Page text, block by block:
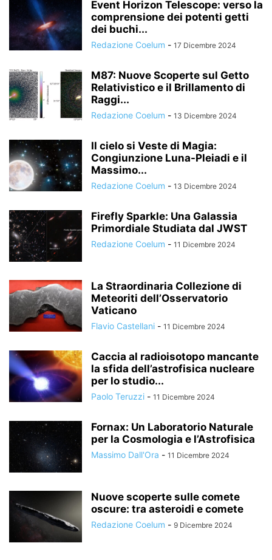
Event Horizon Telescope: verso la
comprensione dei potenti getti
dei buchi...
Redazione Coelum - 17 Dicembre 2024
M87: Nuove Scoperte sul Getto
Relativistico e il Brillamento di
Raggi...
Redazione Coelum - 13 Dicembre 2024
Il cielo si Veste di Magia:
Congiunzione Luna-Pleiadi e il
Massimo...
Redazione Coelum - 13 Dicembre 2024
Firefly Sparkle: Una Galassia
Primordiale Studiata dal JWST
Redazione Coelum - 11 Dicembre 2024
La Straordinaria Collezione di
Meteoriti dell’Osservatorio
Vaticano
Flavio Castellani - 11 Dicembre 2024
Caccia al radioisotopo mancante
la sfida dell’astrofisica nucleare
per lo studio...
Paolo Teruzzi - 11 Dicembre 2024
Fornax: Un Laboratorio Naturale
per la Cosmologia e l’Astrofisica
Massimo Dall'Ora - 11 Dicembre 2024
Nuove scoperte sulle comete
oscure: tra asteroidi e comete
Redazione Coelum - 9 Dicembre 2024